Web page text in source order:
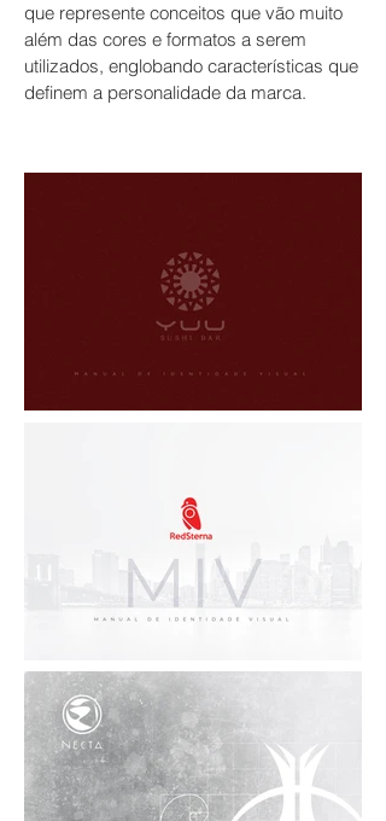
que represente conceitos que vão muito
além das cores e formatos a serem
utilizados, englobando características que
definem a personalidade da marca.